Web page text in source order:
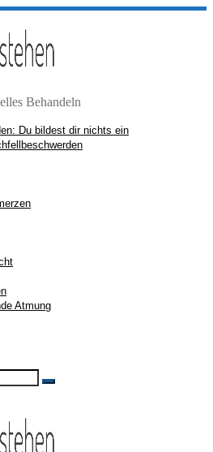
Behandeln
Du bildest dir nichts ein
Atmung
Suche